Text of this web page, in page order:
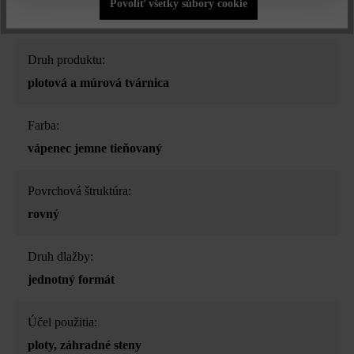
Druh produktu:
plotová a múrová tvárnica
Farba:
vápenec jemne tieňovaný
Povrchová štruktúra:
rovný
Druh dlažby:
jednotný formát
Účel použitia:
ploty, záhradné steny
Povoliť všetky súbory cookie